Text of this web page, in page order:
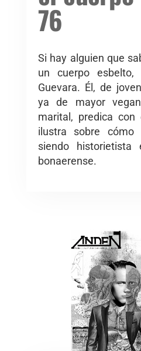
76
Si hay alguien que
un cuerpo
Guevara. Él, de
ya de mayor
marital, predica
ilustra sobre cómo
siendo historietista
bonaerense.